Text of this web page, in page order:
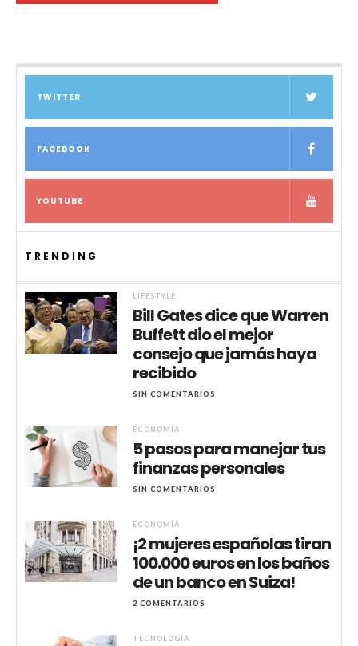
TWITTER
FACEBOOK
YOUTUBE
TRENDING
LIFESTYLE
Bill Gates dice que Warren
Buffett dio el mejor
consejo que jamás haya
recibido
SIN COMENTARIOS
ECONOMÍA
5 pasos para manejar tus
finanzas personales
SIN COMENTARIOS
ECONOMÍA
¡2 mujeres españolas tiran
100.000 euros en los baños
de un banco en Suiza!
2 COMENTARIOS
TECNOLOGÍA